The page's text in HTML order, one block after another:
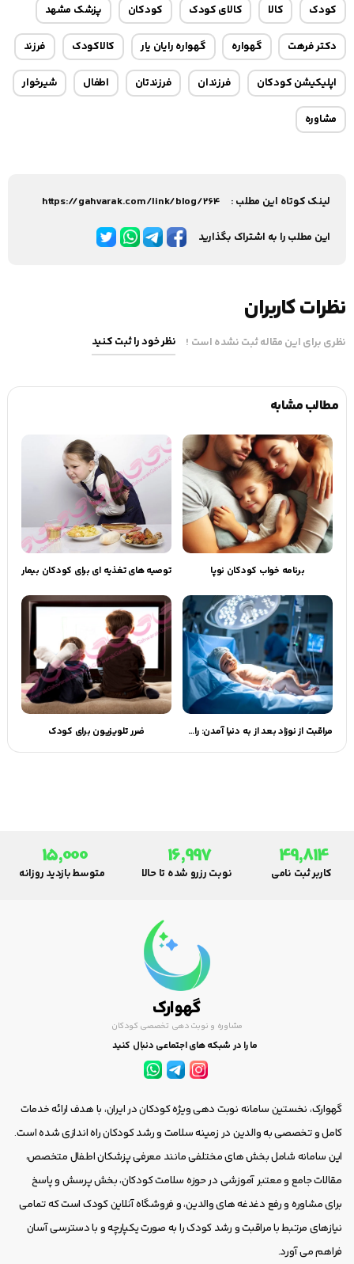
کودک کالا کالای کودک کودکان پزشک مشهد
دکتر فرهت گهواره گهواره رایان یار کالاکودک فرزند
اپلیکیشن کودکان فرزندان فرزندتان اطفال شیرخوار
مشاوره
لینک کوتاه این مطلب : https://gahvarak.com/link/blog/264
این مطلب را به اشتراک بگذارید
نظرات کاربران
نظری برای این مقاله ثبت نشده است ! نظر خود را ثبت کنید
مطالب مشابه
برنامه خواب کودکان نوپا توصیه های تغذیه ای برای کودکان بیمار
مراقبت از نوزاد بعد از به دنیا آمدن: راهنمای جامع برای والدین ضرر تلویزیون برای کودک
49,814
کاربر ثبت نامی
16,997
نوبت رزرو شده تا حالا
15,000
متوسط بازدید روزانه
گهوارک
مشاوره و نوبت دهی تخصصی کودکان
ما را در شبکه های اجتماعی دنبال کنید
گهوارک، نخستین سامانه نوبت دهی ویژه کودکان در ایران، با هدف ارائه خدمات
کامل و تخصصی به والدین در زمینه سلامت و رشد کودکان راه اندازی شده است.
این سامانه شامل بخش های مختلفی مانند معرفی پزشکان اطفال متخصص،
مقالات جامع و معتبر آموزشی در حوزه سلامت کودکان، بخش پرسش و پاسخ
برای مشاوره و رفع دغدغه های والدین، و فروشگاه آنلاین کودک است که تمامی
نیازهای مرتبط با مراقبت و رشد کودک را به صورت یکپارچه و با دسترسی آسان
فراهم می آورد.